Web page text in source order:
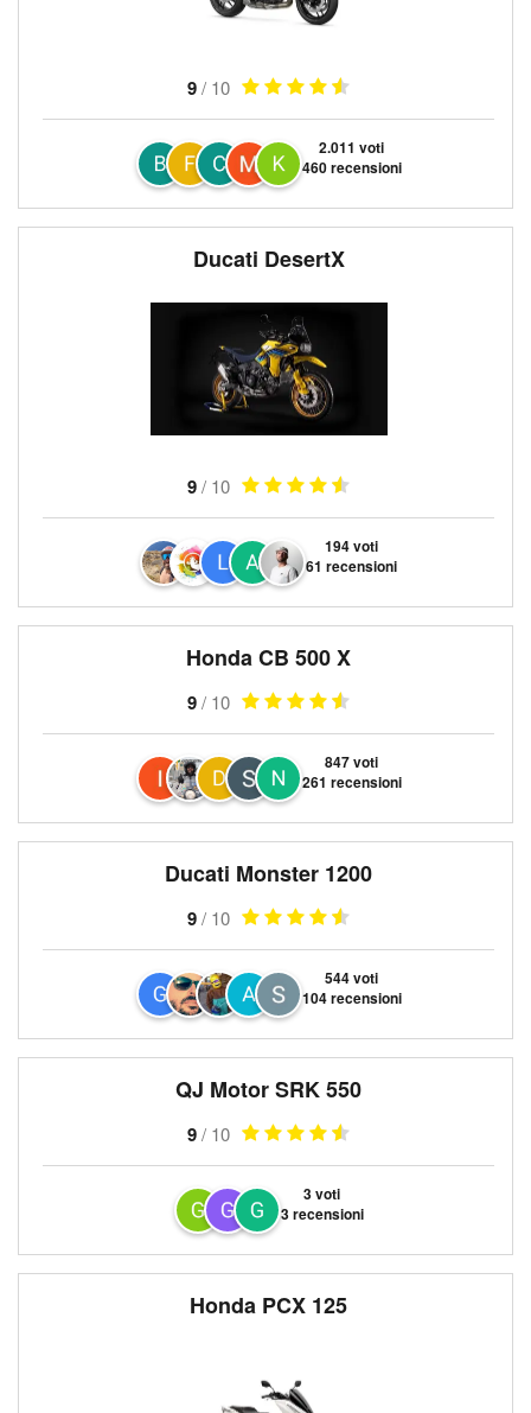
9/ 10
2.011 voti
460 recensioni
Ducati DesertX
9/ 10
194 voti
61 recensioni
Honda CB 500 X
9/ 10
847 voti
261 recensioni
Ducati Monster 1200
9/ 10
544 voti
104 recensioni
QJ Motor SRK 550
9/ 10
3 voti
3 recensioni
Honda PCX 125